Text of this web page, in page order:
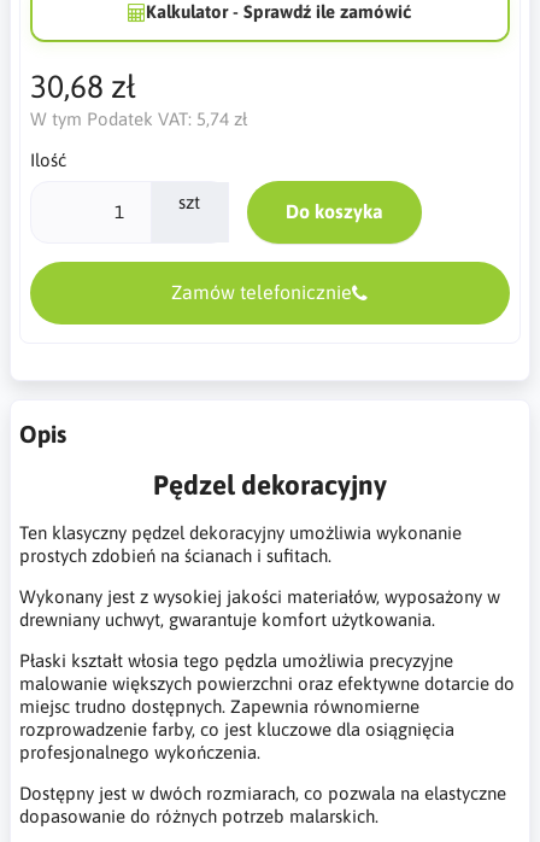
Kalkulator - Sprawdź ile zamówić
30,68 zł
W tym Podatek VAT: 5,74 zł
Ilość
szt Do koszyka
Zamów telefonicznie
Opis
Pędzel dekoracyjny
Ten klasyczny pędzel dekoracyjny umożliwia wykonanie
prostych zdobień na ścianach i sufitach.
Wykonany jest z wysokiej jakości materiałów, wyposażony w
drewniany uchwyt, gwarantuje komfort użytkowania.
Płaski kształt włosia tego pędzla umożliwia precyzyjne
malowanie większych powierzchni oraz efektywne dotarcie do
miejsc trudno dostępnych. Zapewnia równomierne
rozprowadzenie farby, co jest kluczowe dla osiągnięcia
profesjonalnego wykończenia.
Dostępny jest w dwóch rozmiarach, co pozwala na elastyczne
dopasowanie do różnych potrzeb malarskich.